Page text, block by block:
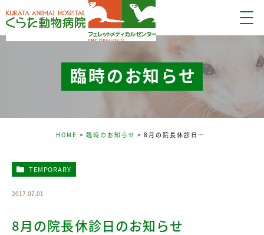
臨時のお知らせ
HOME 臨時のお知らせ 8月の院長休診日のお知らせ
TEMPORARY
2017.07.01
8月の院長休診日のお知らせ